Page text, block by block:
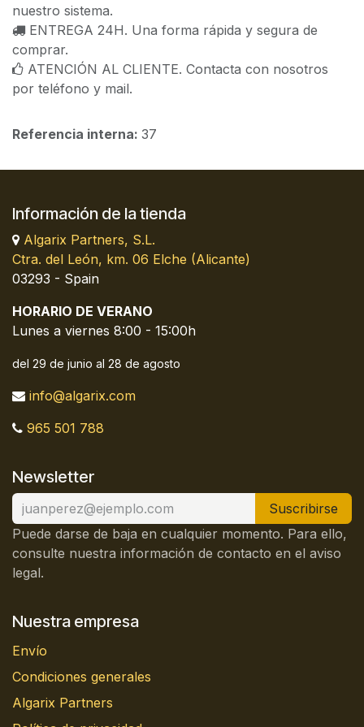
nuestro sistema.
ENTREGA 24H. Una forma rápida y segura de
comprar.
ATENCIÓN AL CLIENTE. Contacta con nosotros
por teléfono y mail.
Referencia interna: 37
Información de la tienda
Algarix Partners, S.L.
Ctra. del León, km. 06 Elche (Alicante)
03293 - Spain
HORARIO DE VERANO
Lunes a viernes 8:00 - 15:00h
del 29 de junio al 28 de agosto
info@algarix.com
965 501 788
Newsletter
Suscribirse
Puede darse de baja en cualquier momento. Para ello,
consulte nuestra información de contacto en el aviso
legal.
Nuestra empresa
Envío
Condiciones generales
Algarix Partners